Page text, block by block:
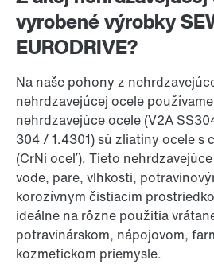
vyrobené výrobky
EURODRIVE?
Na naše pohony z
nehrdzavejúcej ocele
nehrdzavejúce ocele (V2A
304 / 1.4301) sú zliatiny ocele s
(CrNi oceľ). Tieto
vode, pare, vlhkosti,
korozívnym čistiacim
ideálne na rôzne použitia
potravinárskom, nápojovom,
kozmetickom priemysle.